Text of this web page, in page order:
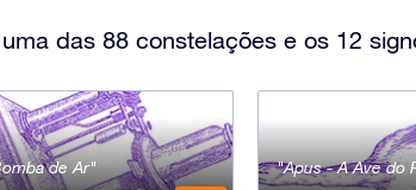
das 88 constelações e os 12
de Ar Apus - A Ave do